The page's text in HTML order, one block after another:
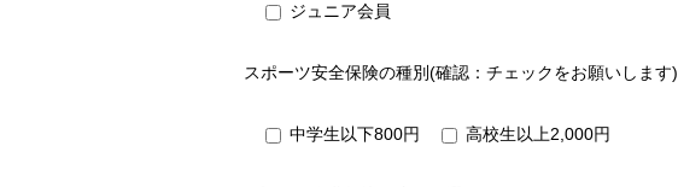
ジュニア会員
スポーツ安全保険の種別(確認：チェックをお願いします)
中学生以下800円 高校生以上2,000円